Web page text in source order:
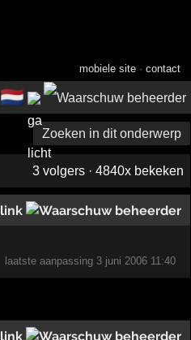
mobiele site ·contact
🇳🇱
Zoeken in dit onderwerp
3 volgers · 4840x bekeken
laatste aanpassing 3 juni 2006 11:40